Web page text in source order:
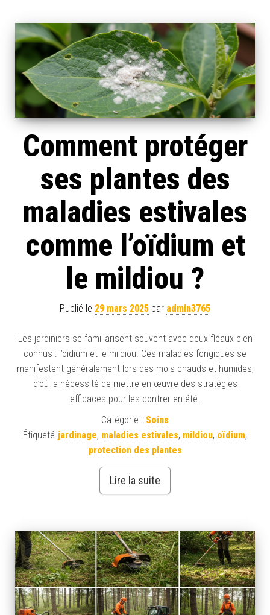
Comment protéger
ses plantes des
maladies estivales
comme l’oïdium et
le mildiou ?
Publié le 29 mars 2025 par admin3765
Les jardiniers se familiarisent souvent avec deux fléaux bien
connus : l’oïdium et le mildiou. Ces maladies fongiques se
manifestent généralement lors des mois chauds et humides,
d’où la nécessité de mettre en œuvre des stratégies
efficaces pour les contrer en été.
Catégorie : Soins
Étiqueté jardinage, maladies estivales, mildiou, oïdium,
protection des plantes
Lire la suite